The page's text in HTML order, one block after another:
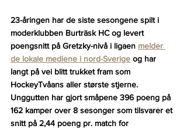
23-åringen har de siste sesongene spilt i
moderklubben Burträsk HC og levert
poengsnitt på Gretzky-nivå i ligaen melder
de lokale mediene i nord-Sverige og har
langt på vei blitt trukket fram som
HockeyTvåans aller største stjerne.
Unggutten har gjort småpene 396 poeng på
162 kamper over 8 sesonger som tilsvarer et
snitt på 2,44 poeng pr. match for